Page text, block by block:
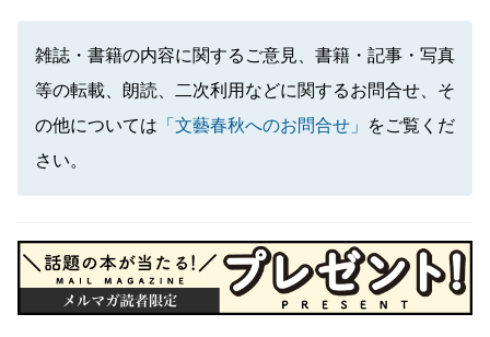
雑誌・書籍の内容に関するご意見、書籍・記事・写真
等の転載、朗読、二次利用などに関するお問合せ、そ
の他については 「文藝春秋へのお問合せ」
をご覧くだ
さい。